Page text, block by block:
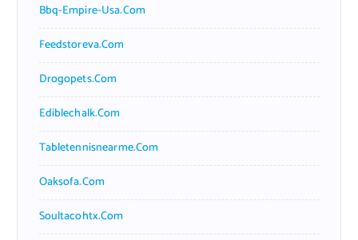
Bbq-Empire-Usa.com
Feedstoreva.com
Drogopets.com
Ediblechalk.com
Tabletennisnearme.com
Oaksofa.com
Soultacohtx.com